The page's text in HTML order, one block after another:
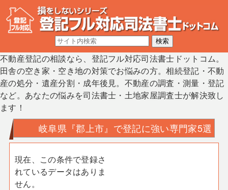
不動産登記の相談なら、登記フル対応司法書士ドットコム。
田舎の空き家・空き地の対策でお悩みの方。相続登記・不動
産の処分・遺産分割・成年後見。不動産の調査・測量・登記
など。あなたの悩みを司法書士・土地家屋調査士が解決致し
ます！
岐阜県『郡上市』で登記に強い専門家5選
現在、この条件で登録さ
れているデータはありま
せん。